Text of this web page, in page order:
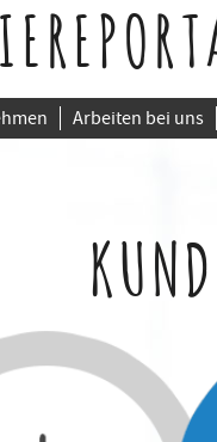
Arbeiten bei uns